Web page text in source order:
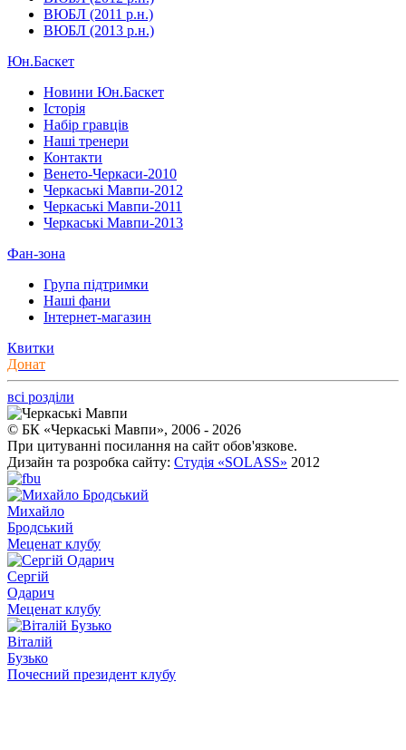
ВЮБЛ (2011 р.н.)
ВЮБЛ (2013 р.н.)
Юн.Баскет
Новини Юн.Баскет
Історія
Набір гравців
Наші тренери
Контакти
Венето-Черкаси-2010
Черкаські Мавпи-2012
Черкаські Мавпи-2011
Черкаські Мавпи-2013
Фан-зона
Група підтримки
Наші фани
Інтернет-магазин
Квитки
Донат
всі розділи
© БК «Черкаські Мавпи», 2006 - 2026
При цитуванні посилання на сайт обов'язкове.
Дизайн та розробка сайту: Студія «SOLASS» 2012
Михайло
Бродський
Меценат клубу
Сергій
Одарич
Меценат клубу
Віталій
Бузько
Почесний президент клубу